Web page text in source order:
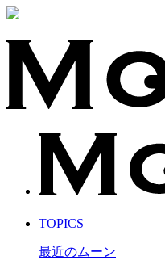
TOPICS
最近のムーン